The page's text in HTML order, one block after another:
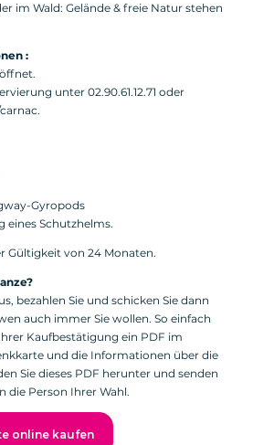
im Wald: Gelände & freie Natur stehen
:
unter 02.90.61.12.71 oder
Gyropods
eines Schutzhelms.
Gültigkeit von 24 Monaten.
bezahlen Sie und schicken Sie dann
auch immer Sie wollen. So einfach
Kaufbestätigung ein PDF im
und die Informationen über die
Sie dieses PDF herunter und senden
die Person Ihrer Wahl.
online kaufen